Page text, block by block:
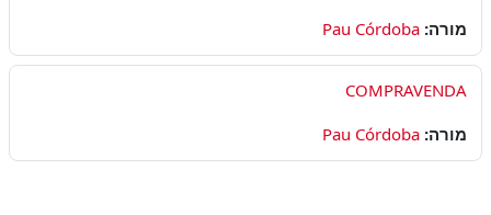
מורה: Pau Córdoba
COMPRAVENDA
מורה: Pau Córdoba